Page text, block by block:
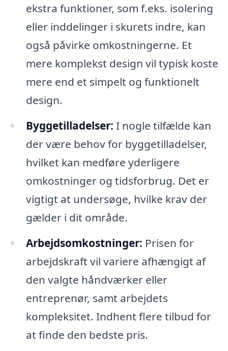
ekstra funktioner, som f.eks. isolering
eller inddelinger i skurets indre, kan
også påvirke omkostningerne. Et
mere komplekst design vil typisk koste
mere end et simpelt og funktionelt
design.
Byggetilladelser: I nogle tilfælde kan
der være behov for byggetilladelser,
hvilket kan medføre yderligere
omkostninger og tidsforbrug. Det er
vigtigt at undersøge, hvilke krav der
gælder i dit område.
Arbejdsomkostninger: Prisen for
arbejdskraft vil variere afhængigt af
den valgte håndværker eller
entreprenør, samt arbejdets
kompleksitet. Indhent flere tilbud for
at finde den bedste pris.